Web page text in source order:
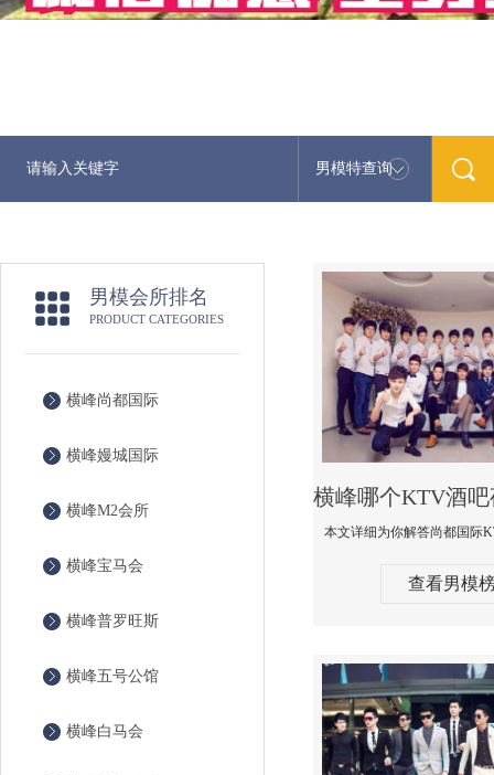
男模特查询
男模会所排名
PRODUCT CATEGORIES
横峰尚都国际
横峰嫚城国际
横峰M2会所
横峰宝马会
横峰普罗旺斯
横峰五号公馆
横峰白马会
查看男模